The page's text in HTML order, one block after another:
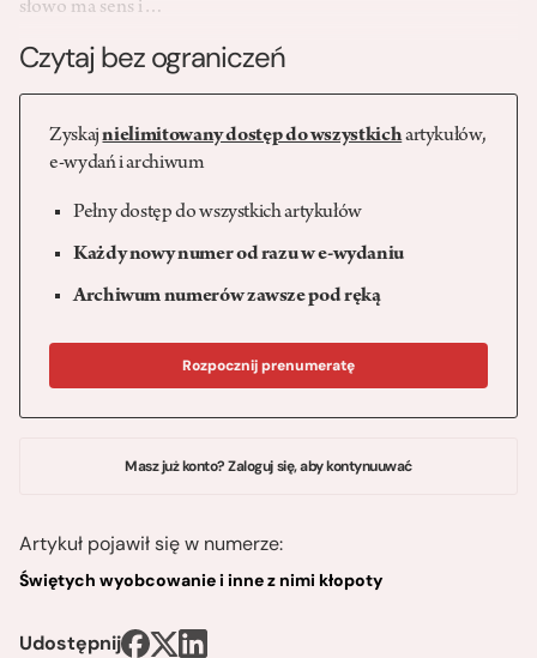
słowo ma sens i…
Czytaj bez ograniczeń
Zyskajnielimitowany dostęp do wszystkichartykułów,
e-wydań i archiwum
Pełny dostęp do wszystkich artykułów
Każdy nowy numer od razu w e-wydaniu
Archiwum numerów zawsze pod ręką
Rozpocznij prenumeratę
Masz już konto? Zaloguj się, aby kontynuuwać
Artykuł pojawił się w numerze:
Świętych wyobcowanie i inne z nimi kłopoty
Udostępnij